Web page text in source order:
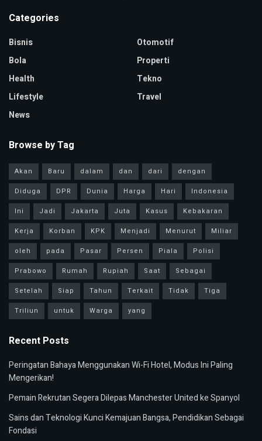
Categories
Bisnis
Bola
Health
Lifestyle
News
Otomotif
Properti
Tekno
Travel
Browse by Tag
Akan Baru dalam dan dari
dengan
Diduga
DPR Dunia Harga Hari
Indonesia
Ini
Jadi Jakarta Juta Kasus
Kebakaran
Kerja
Korban KPK Menjadi Menurut
Miliar
oleh
pada Pasar Persen Piala
Polisi
Prabowo
Rumah Rupiah Saat
Sebagai
Setelah
Siap Tahun Terkait Tidak
Tiga
Triliun
untuk Warga yang
Recent Posts
Peringatan Bahaya Menggunakan Wi-Fi Hotel, Modus Ini Paling
Mengerikan!
Pemain Rekrutan Segera Dilepas Manchester United ke Spanyol
Sains dan Teknologi Kunci Kemajuan Bangsa, Pendidikan Sebagai
Fondasi